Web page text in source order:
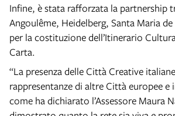
Infine, è stata rafforzata la partnership
Angoulême, Heidelberg, Santa Maria de
per la costituzione dell’Itinerario
Carta.
“La presenza delle Città Creative
rappresentanze di altre Città europee e
come ha dichiarato l’Assessore Maura